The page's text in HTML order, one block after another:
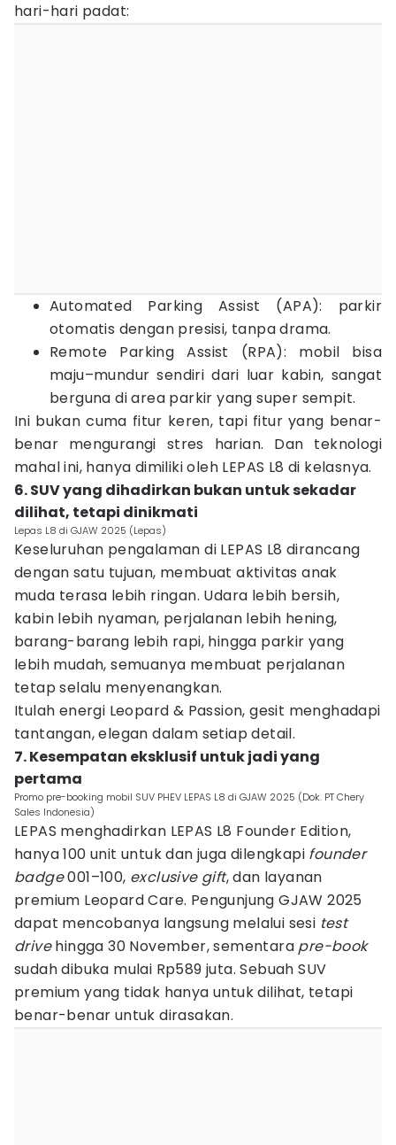
hari-hari padat:
Automated Parking Assist (APA): parkir
otomatis dengan presisi, tanpa drama.
Remote Parking Assist (RPA): mobil bisa
maju–mundur sendiri dari luar kabin, sangat
berguna di area parkir yang super sempit.
Ini bukan cuma fitur keren, tapi fitur yang benar-
benar mengurangi stres harian. Dan teknologi
mahal ini, hanya dimiliki oleh LEPAS L8 di kelasnya.
6. SUV yang dihadirkan bukan untuk sekadar
dilihat, tetapi dinikmati
Lepas L8 di GJAW 2025 (Lepas)
Keseluruhan pengalaman di LEPAS L8 dirancang
dengan satu tujuan, membuat aktivitas anak
muda terasa lebih ringan. Udara lebih bersih,
kabin lebih nyaman, perjalanan lebih hening,
barang-barang lebih rapi, hingga parkir yang
lebih mudah, semuanya membuat perjalanan
tetap selalu menyenangkan.
Itulah energi Leopard & Passion, gesit menghadapi
tantangan, elegan dalam setiap detail.
7. Kesempatan eksklusif untuk jadi yang
pertama
Promo pre-booking mobil SUV PHEV LEPAS L8 di GJAW 2025 (Dok. PT Chery
Sales Indonesia)
LEPAS menghadirkan LEPAS L8 Founder Edition,
hanya 100 unit untuk dan juga dilengkapi founder
badge001–100, exclusive gift, dan layanan
premium Leopard Care. Pengunjung GJAW 2025
dapat mencobanya langsung melalui sesi test
drivehingga 30 November, sementara pre-book
sudah dibuka mulai Rp589 juta. Sebuah SUV
premium yang tidak hanya untuk dilihat, tetapi
benar-benar untuk dirasakan.